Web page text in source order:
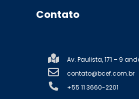
Contato
Av. Paulista, 171 – 9
contato@bcef.com.br
+55 11 3660-2201